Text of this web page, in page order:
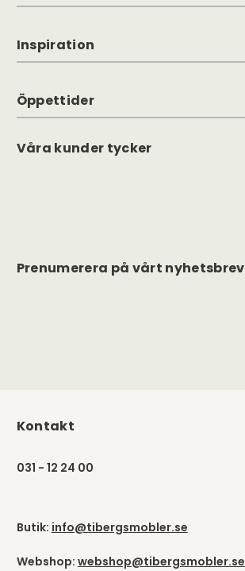
Inspiration
Öppettider
Våra kunder tycker
Prenumerera på vårt nyhetsbrev
Kontakt
031 - 12 24 00
Butik: info@tibergsmobler.se
Webshop: webshop@tibergsmobler.se